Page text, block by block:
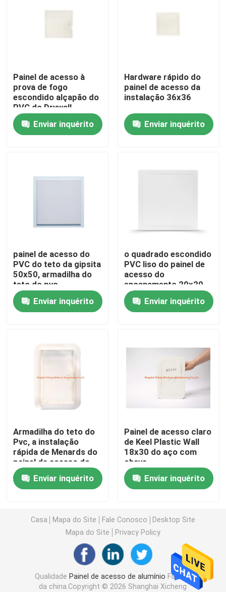
Casa
Produtos
Sobre nós
Peça umas citações
Painel de acesso de alumínio
Painel de acesso do PVC
Metal que carimba as peças
Braçadeira do grampo de mola
fio de aço
Painel de acesso à
prova de fogo
escondido alçapão do
PVC do Drywall
Enviar inquérito
Hardware rápido do
painel de acesso da
instalação 36x36
Enviar inquérito
painel de acesso do
PVC do teto da gipsita
50x50, armadilha do
teto do pvc
Enviar inquérito
o quadrado escondido
PVC liso do painel de
acesso do
encanamento 20x20
deu forma
Enviar inquérito
Armadilha do teto do
Pvc, a instalação
rápida de Menards do
painel de acesso do
Drywall para a
segurança interna
Enviar inquérito
Painel de acesso claro
de Keel Plastic Wall
18x30 do aço com
chave
Enviar inquérito
Casa Mapa do Site Fale Conosco
Desktop Site
Mapa do Site
Privacy Policy
Qualidade Painel de acesso de alumínio Fábrica
da china.Copyright © 2026 Shanghai Xicheng